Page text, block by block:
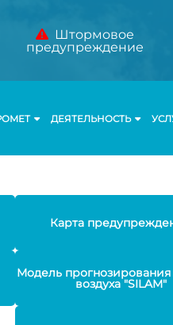
Штормовое
предупреждение
ДЕЯТЕЛЬНОСТЬ
Карта
Модель прогнозирования
воздуха "SILAM"